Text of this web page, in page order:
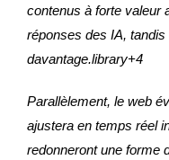
contenus à forte valeur
réponses des IA, tandis
davantage.library+4
Parallèlement, le web
ajustera en temps réel
redonneront une forme